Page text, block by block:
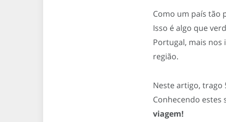
Como um país tão
Isso é algo que
Portugal, mais nos
região.
Neste artigo, trago
Conhecendo estes
viagem!